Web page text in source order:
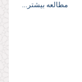
مطالعه بیشتر...